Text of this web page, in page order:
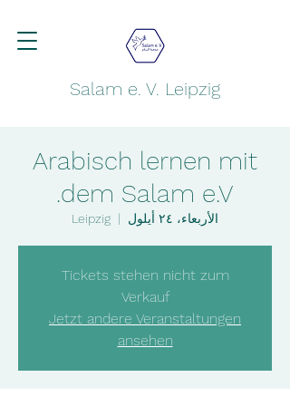
Salam e. V. Leipzig
Arabisch lernen mit
dem Salam e.V.
الأربعاء، ٢٤ أيلول
  |
Leipzig
Tickets stehen nicht zum
Verkauf
Jetzt andere Veranstaltungen
ansehen